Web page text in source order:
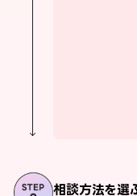
相談方法を選